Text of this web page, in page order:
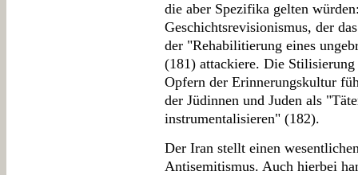
die aber Spezifika gelten
Geschichtsrevisionismus, der
der "Rehabilitierung eines
(181) attackiere. Die
Opfern der Erinnerungskultur
der Jüdinnen und Juden als
instrumentalisieren" (182).
Der Iran stellt einen
Antisemitismus. Auch hierbei